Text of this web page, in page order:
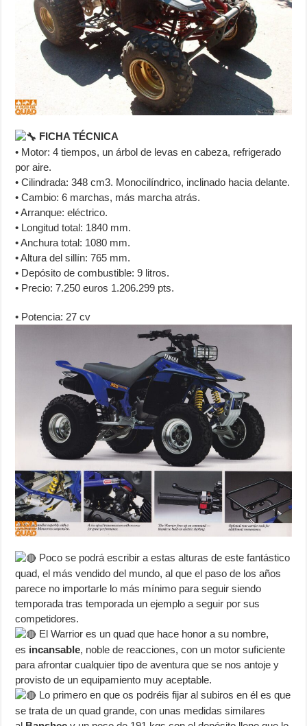
FICHA TÉCNICA
• Motor: 4 tiempos, un árbol de levas en cabeza, refrigerado
por aire.
• Cilindrada: 348 cm3. Monocilíndrico, inclinado hacia delante.
• Cambio: 6 marchas, más marcha atrás.
• Arranque: eléctrico.
• Longitud total: 1840 mm.
• Anchura total: 1080 mm.
• Altura del sillín: 765 mm.
• Depósito de combustible: 9 litros.
• Precio: 7.250 euros 1.206.299 pts.
• Potencia: 27 cv
Poco se podrá escribir a estas alturas de este fantástico
quad, el más vendido del mundo, al que el paso de los años
parece no importarle lo más mínimo para seguir siendo
temporada tras temporada un ejemplo a seguir por sus
competidores.
El Warrior es un quad que hace honor a su nombre,
es incansable, noble de reacciones, con un motor suficiente
para afrontar cualquier tipo de aventura que se nos antoje y
provisto de un equipamiento muy aceptable.
Lo primero en que os podréis fijar al subiros en él es que
se trata de un quad grande, con unas medidas similares